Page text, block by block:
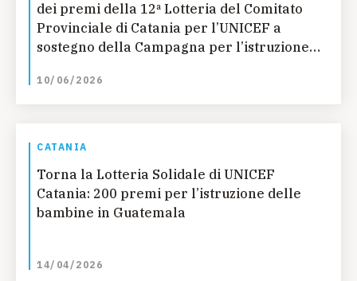
dei premi della 12ª Lotteria del Comitato
Provinciale di Catania per l’UNICEF a
sostegno della Campagna per l’istruzione
10/06/2026
CATANIA
Torna la Lotteria Solidale di UNICEF
Catania: 200 premi per l’istruzione delle
bambine in Guatemala
14/04/2026